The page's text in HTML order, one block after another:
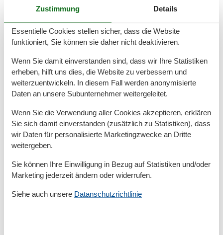
Balkon
Bettwäsche extra
Bikingebenen
Dusche
Golfplätze
Handtücher extra
Haustiere
Haustiere max
Heizung
Herd
Insel
Internet
Kessel
Kinderbetten
Kühlschrank
Nichtraucher
Parken
Zustimmung Details
Essentielle Cookies stellen sicher, dass die Website
funktioniert, Sie können sie daher nicht deaktivieren.
Wenn Sie damit einverstanden sind, dass wir Ihre Statistiken
erheben, hilft uns dies, die Website zu verbessern und
weiterzuentwickeln. In diesem Fall werden anonymisierte
Daten an unsere Subunternehmer weitergeleitet.
Wenn Sie die Verwendung aller Cookies akzeptieren, erklären
Sie sich damit einverstanden (zusätzlich zu Statistiken), dass
wir Daten für personalisierte Marketingzwecke an Dritte
weitergeben.
Sie können Ihre Einwilligung in Bezug auf Statistiken und/oder
Marketing jederzeit ändern oder widerrufen.
Siehe auch unsere Datanschutzrichtlinie